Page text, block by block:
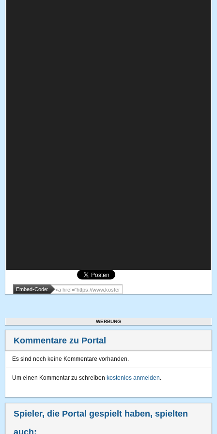
Embed-Code:
WERBUNG
Kommentare zu Portal
Es sind noch keine Kommentare vorhanden.
Um einen Kommentar zu schreiben kostenlos anmelden.
Spieler, die Portal gespielt haben, spielten
auch: